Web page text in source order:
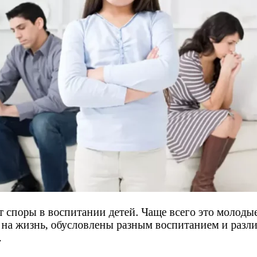
в воспитании детей. Чаще всего это
жизнь, обусловлены разным воспитанием и